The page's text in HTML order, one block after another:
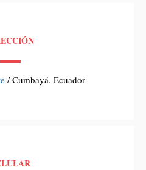
/ Cumbayá, Ecuador